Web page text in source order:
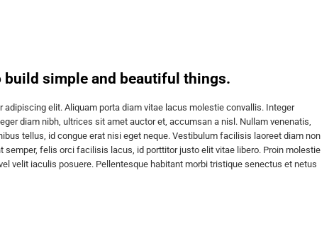
build simple and beautiful things.
elit. Aliquam porta diam vitae lacus molestie convallis. Integer
diam nibh, ultrices sit amet auctor et, accumsan a nisl. Nullam venenatis,
tellus, id congue erat nisi eget neque. Vestibulum facilisis laoreet diam non
semper, felis orci facilisis lacus, id porttitor justo elit vitae libero. Proin molestie
velit iaculis posuere. Pellentesque habitant morbi tristique senectus et netus